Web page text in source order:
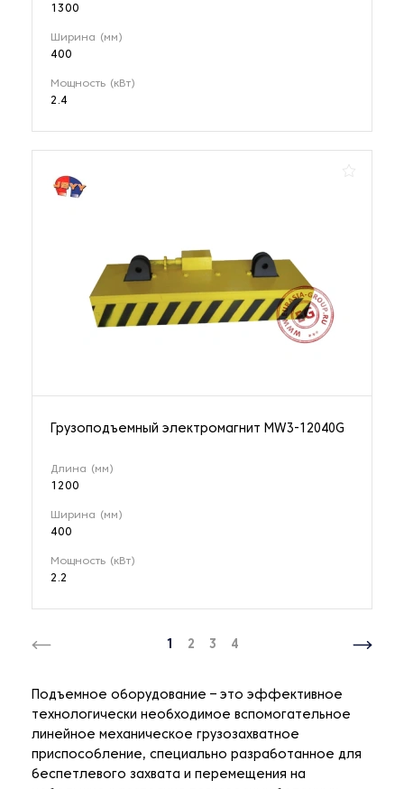
1300
Ширина (мм)
400
Мощность (кВт)
2.4
Грузоподъемный электромагнит MW3-12040G
Длина (мм)
1200
Ширина (мм)
400
Мощность (кВт)
2.2
1 2 3 4
Подъемное оборудование – это эффективное
технологически необходимое вспомогательное
линейное механическое грузозахватное
приспособление, специально разработанное для
беспетлевого захвата и перемещения на